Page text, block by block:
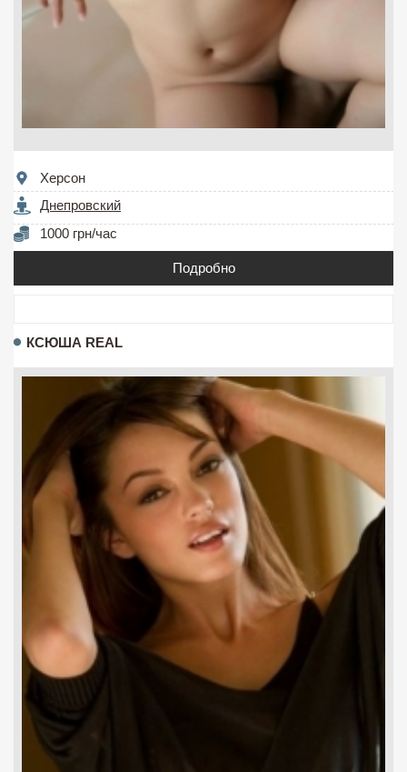
Херсон
Днепровский
1000 грн/час
Подробно
КСЮША REAL